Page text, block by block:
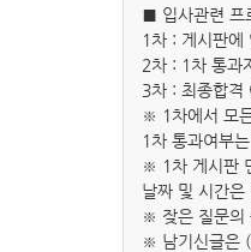
■ 입사관련 프
1차 : 게시판에
2차 : 1차 통과
3차 : 최종합격
※ 1차에서 모
1차 통과여부
※ 1차 게시판
날짜 및 시간은
※ 잦은 질문의
※ 남기신글은